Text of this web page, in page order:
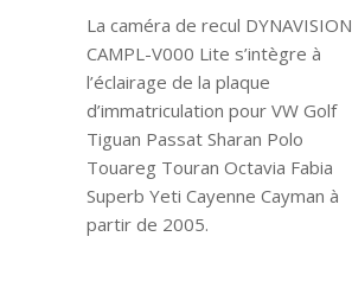
La caméra de recul DYNAVISION
CAMPL-V000 Lite s’intègre à
l’éclairage de la plaque
d’immatriculation pour VW Golf
Tiguan Passat Sharan Polo
Touareg Touran Octavia Fabia
Superb Yeti Cayenne Cayman à
partir de 2005.